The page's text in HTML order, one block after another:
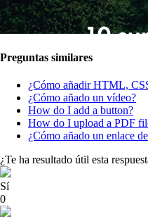
Preguntas similares
¿Cómo añadir HTML,
¿Cómo añado un vídeo?
How do I add a button?
How do I upload a PDF
¿Cómo añado un enlace
¿Te ha resultado útil esta
Sí
0